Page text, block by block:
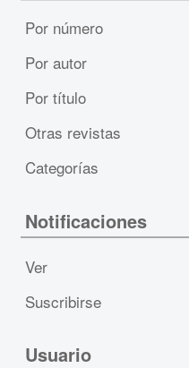
Por número
Por autor
Por título
Otras revistas
Categorías
Notificaciones
Ver
Suscribirse
Usuario